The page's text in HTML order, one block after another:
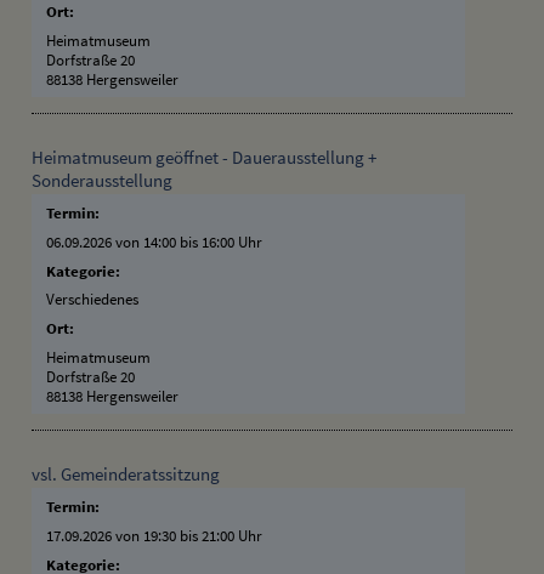
Ort:
Heimatmuseum
Dorfstraße 20
88138 Hergensweiler
Heimatmuseum geöffnet - Dauerausstellung +
Sonderausstellung
Termin:
06.09.2026 von 14:00 bis 16:00 Uhr
Kategorie:
Verschiedenes
Ort:
Heimatmuseum
Dorfstraße 20
88138 Hergensweiler
vsl. Gemeinderatssitzung
Termin:
17.09.2026 von 19:30 bis 21:00 Uhr
Kategorie: